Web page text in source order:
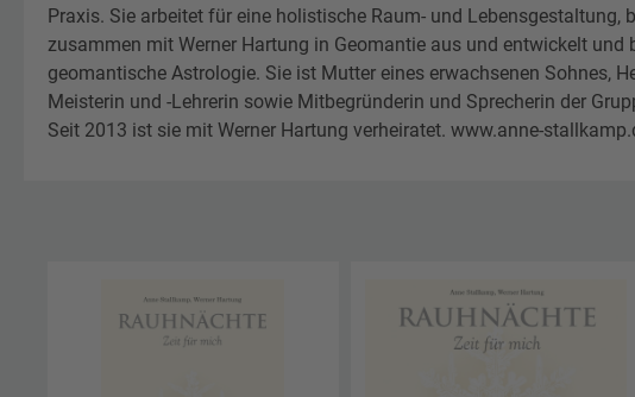
Praxis. Sie arbeitet für eine holistische Raum- und Lebensgestaltung,
zusammen mit Werner Hartung in Geomantie aus und entwickelt und
geomantische Astrologie. Sie ist Mutter eines erwachsenen Sohnes,
Meisterin und -Lehrerin sowie Mitbegründerin und Sprecherin der
Seit 2013 ist sie mit Werner Hartung verheiratet. www.anne-